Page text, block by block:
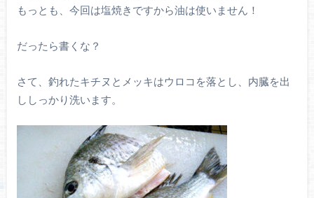
もっとも、今回は塩焼きですから油は使いません！
だったら書くな？
さて、釣れたキチヌとメッキはウロコを落とし、内臓を出
ししっかり洗います。